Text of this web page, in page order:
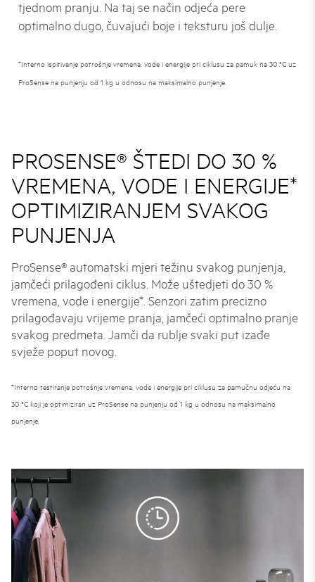
tjednom pranju. Na taj se način odjeća pere
optimalno dugo, čuvajući boje i teksturu još dulje.
*Interno ispitivanje potrošnje vremena, vode i energije pri ciklusu za pamuk na 30 °C uz
ProSense na punjenju od 1 kg u odnosu na maksimalno punjenje.
PROSENSE® ŠTEDI DO 30 %
VREMENA, VODE I ENERGIJE*
OPTIMIZIRANJEM SVAKOG
PUNJENJA
ProSense® automatski mjeri težinu svakog punjenja,
jamčeći prilagođeni ciklus. Može uštedjeti do 30 %
vremena, vode i energije*. Senzori zatim precizno
prilagođavaju vrijeme pranja, jamčeći optimalno pranje
svakog predmeta. Jamči da rublje svaki put izađe
svježe poput novog.
*Interno testiranje potrošnje vremena, vode i energije pri ciklusu za pamučnu odjeću na
30 °C koji je optimiziran uz ProSense na punjenju od 1 kg u odnosu na maksimalno
punjenje.